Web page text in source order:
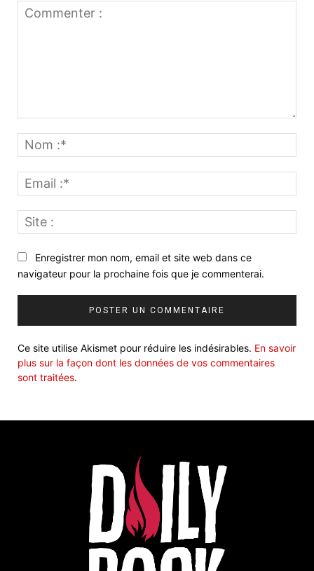
:*
:*
:
Enregistrer mon nom, email et site web dans ce
navigateur pour la prochaine fois que je commenterai.
Ce site utilise Akismet pour réduire les indésirables. En savoir
plus sur la façon dont les données de vos commentaires
sont traitées.